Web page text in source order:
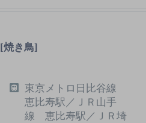
[焼き鳥]
東京メトロ日比谷線
恵比寿駅／ＪＲ山手
線 恵比寿駅／ＪＲ埼